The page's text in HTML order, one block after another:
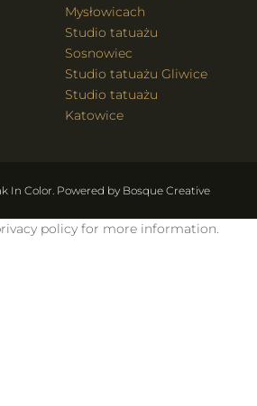
Mysłowicach
Studio tatuażu
Sosnowiec
Studio tatuażu Gliwice
Studio tatuażu
Katowice
In Color. Powered by Bosque Creative
policy for more information.